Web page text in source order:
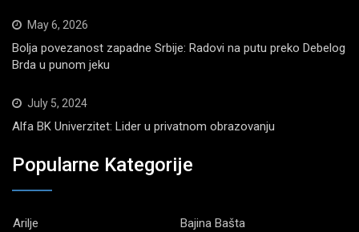
May 6, 2026
Bolja povezanost zapadne Srbije: Radovi na putu preko Debelog
Brda u punom jeku
July 5, 2024
Alfa BK Univerzitet: Lider u privatnom obrazovanju
Popularne Kategorije
Arilje
Bajina Bašta